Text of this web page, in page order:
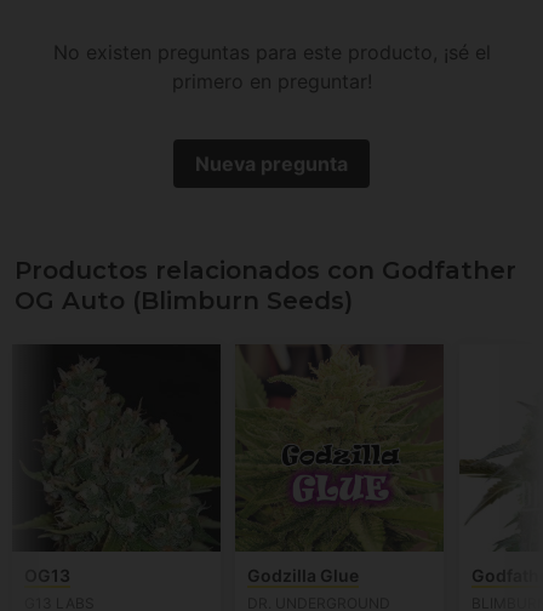
No existen preguntas para este producto, ¡sé el
primero en preguntar!
Nueva pregunta
Productos relacionados con Godfather
OG Auto (Blimburn Seeds)
OG13 Godzilla Glue